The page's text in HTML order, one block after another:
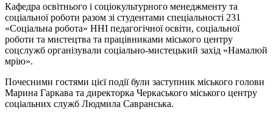
Кафедра освітнього і соціокультурного менеджменту та
соціальної роботи разом зі студентами спеціальності 231
«Соціальна робота» ННІ педагогічної освіти, соціальної
роботи та мистецтва та працівниками міського центру
соцслужб організували соціально-мистецький захід «Намалюй
мрію».
Почесними гостями цієї події були заступник міського голови
Марина Гаркава та директорка Черкаського міського центру
соціальних служб Людмила Савранська.